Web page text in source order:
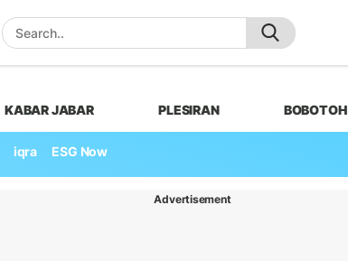
KABAR JABAR PLESIRAN BOBOTOH
iqra ESG Now
Advertisement